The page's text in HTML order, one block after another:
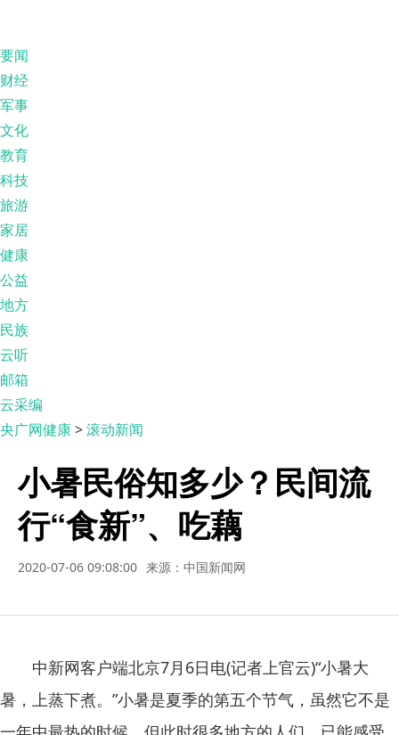
要闻
财经
军事
文化
教育
科技
旅游
家居
健康
公益
地方
民族
云听
邮箱
云采编
央广网健康>滚动新闻
小暑民俗知多少？民间流
行“食新”、吃藕
2020-07-06 09:08:00 来源：中国新闻网
中新网客户端北京7月6日电(记者上官云)“小暑大
暑，上蒸下煮。”小暑是夏季的第五个节气，虽然它不是